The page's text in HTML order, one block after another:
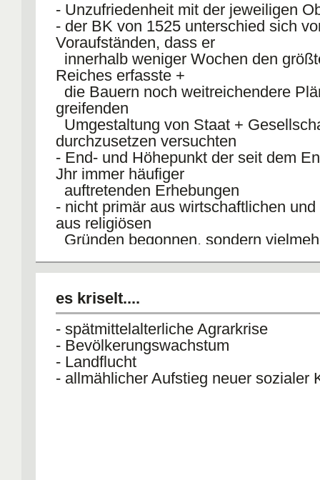
- Unzufriedenheit mit der jeweiligen
- der BK von 1525 unterschied sich
Voraufständen, dass er
innerhalb weniger Wochen den
Reiches erfasste +
die Bauern noch weitreichendere
greifenden
Umgestaltung von Staat +
durchzusetzen versuchten
- End- und Höhepunkt der seit dem
Jhr immer häufiger
auftretenden Erhebungen
- nicht primär aus wirtschaftlichen
aus religiösen
Gründen begonnen, sondern
Landesherrschaft provoziert wurde
es kriselt....
- spätmittelalterliche Agrarkrise
- Bevölkerungswachstum
- Landflucht
- allmählicher Aufstieg neuer sozialer